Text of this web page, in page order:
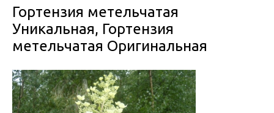
Гортензия метельчатая
Уникальная, Гортензия
метельчатая Оригинальная